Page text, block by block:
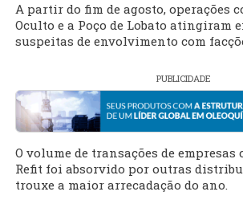
A partir do fim de agosto, operações
Oculto e a Poço de Lobato atingiram
suspeitas de envolvimento com
PUBLICIDADE
O volume de transações de empresas
Refit foi absorvido por outras
trouxe a maior arrecadação do ano.